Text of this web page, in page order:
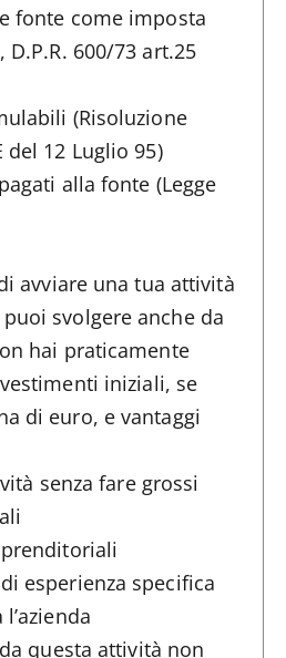
fonte come imposta
D.P.R. 600/73 art.25
(Risoluzione
12 Luglio 95)
alla fonte (Legge
avviare una tua attività
svolgere anche da
hai praticamente
iniziali, se
di euro, e vantaggi
senza fare grossi
esperienza specifica
questa attività non